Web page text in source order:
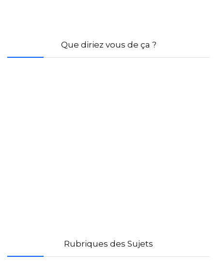
Que diriez vous de ça ?
Rubriques des Sujets